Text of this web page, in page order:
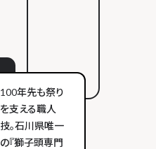
100年先も祭り
を支える職人
技。石川県唯一
の『獅子頭専門